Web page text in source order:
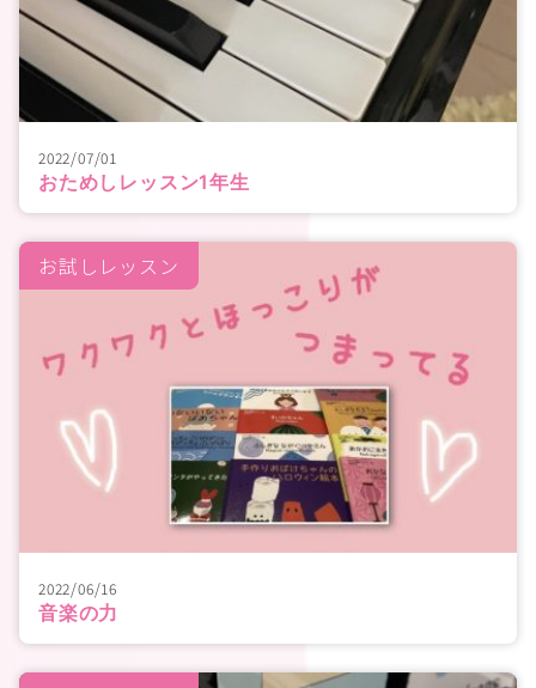
2022/07/01
おためしレッスン1年生
2022/06/16
音楽の力
お試しレッスン